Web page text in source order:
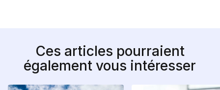
Ces articles pourraient
également vous intéresser